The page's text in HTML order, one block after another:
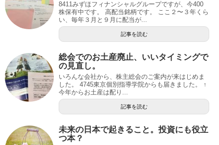
8411みずほフィナンシャルグループですが、今400
株保有中です。 高配当銘柄です。 ここ２〜３年くら
い、毎年３月と９月に配当が...
記事を読む
総会でのお土産廃止、いいタイミングで
の見直し。
いろんな会社から、株主総会のご案内が来はじめま
した。 4745東京個別指導学院からも届きました。 ↑
今年からお土産は配り...
記事を読む
未来の日本で起きること。投資にも役立
つ本？